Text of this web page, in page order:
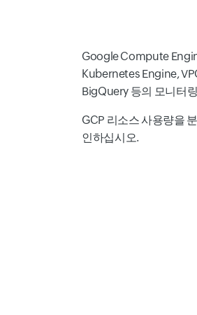
Google Compute
Kubernetes Engine,
BigQuery 등의 모니터
GCP 리소스 사용량을
인하십시오.